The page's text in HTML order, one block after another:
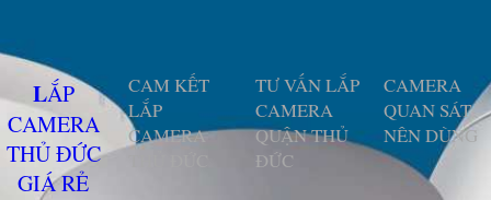
LẮP
CAMERA
THỦ ĐỨC
GIÁ RẺ
CAM KẾT
LẮP
CAMERA
TƯ VẤN LẮP
CAMERA
QUẬN THỦ
ĐỨC
CAMERA
QUAN SÁT
NÊN DÙNG